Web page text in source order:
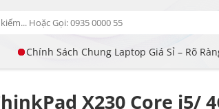
Chính Sách Chung Laptop Giá Sỉ – Rõ
X230 Core i5/